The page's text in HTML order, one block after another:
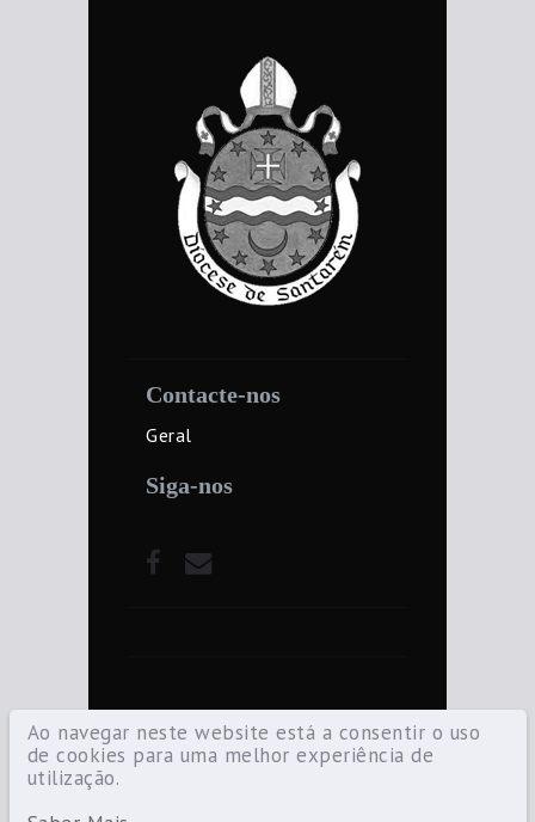
Ao navegar neste website está a consentir o uso
de cookies para uma melhor experiência de
utilização.
Contacte-nos
Geral
Siga-nos
©2021 Diocese de Santarém — Todos os
direitos reservados.